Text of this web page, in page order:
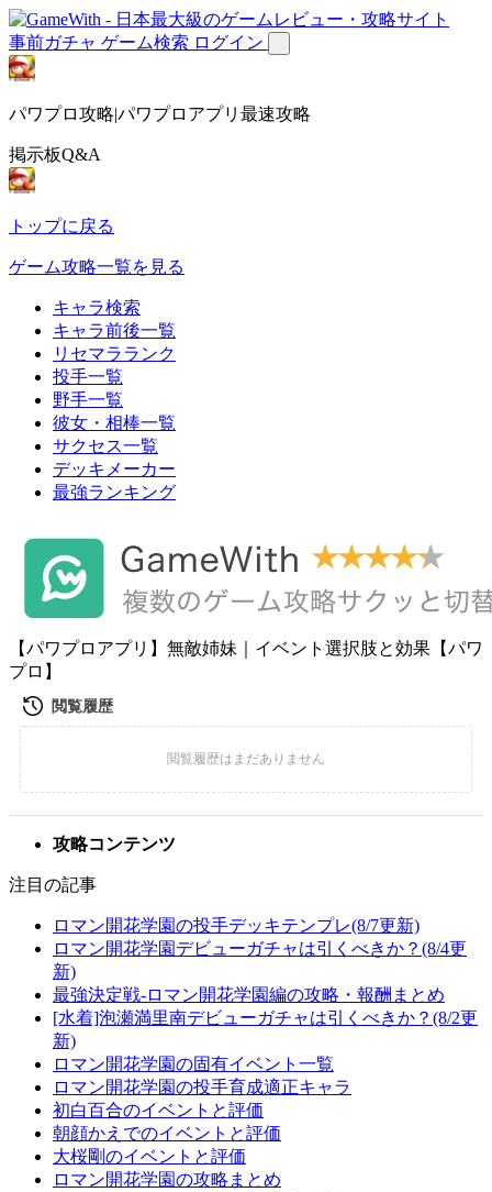
事前ガチャ ゲーム検索 ログイン
パワプロ攻略|パワプロアプリ最速攻略
掲示板Q&A
トップに戻る
ゲーム攻略一覧を見る
キャラ検索
キャラ前後一覧
リセマラランク
投手一覧
野手一覧
彼女・相棒一覧
サクセス一覧
デッキメーカー
最強ランキング
【パワプロアプリ】無敵姉妹｜イベント選択肢と効果【パワ
プロ】
攻略コンテンツ
注目の記事
ロマン開花学園の投手デッキテンプレ(8/7更新)
ロマン開花学園デビューガチャは引くべきか？(8/4更
新)
最強決定戦-ロマン開花学園編の攻略・報酬まとめ
[水着]泡瀬満里南デビューガチャは引くべきか？(8/2更
新)
ロマン開花学園の固有イベント一覧
ロマン開花学園の投手育成適正キャラ
初白百合のイベントと評価
朝顔かえでのイベントと評価
大桜剛のイベントと評価
ロマン開花学園の攻略まとめ